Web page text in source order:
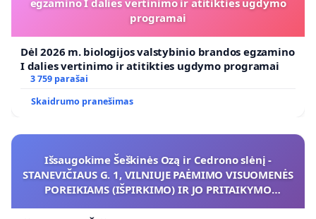
egzamino I dalies vertinimo ir atitikties ugdymo
programai
Dėl 2026 m. biologijos valstybinio brandos egzamino
I dalies vertinimo ir atitikties ugdymo programai
3 759 parašai
Skaidrumo pranešimas
Išsaugokime Šeškinės Ozą ir Cedrono slėnį -
STANEVIČIAUS G. 1, VILNIUJE PAĖMIMO VISUOMENĖS
POREIKIAMS (IŠPIRKIMO) IR JO PRITAIKYMO